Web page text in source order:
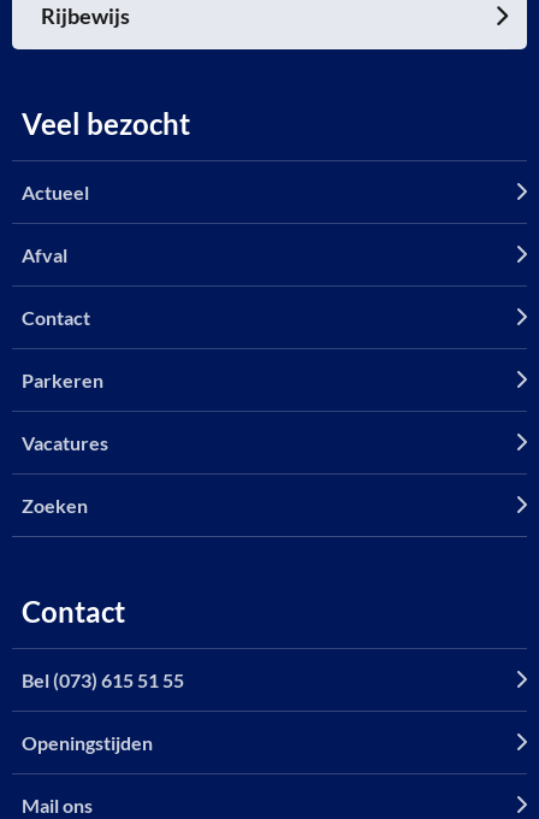
Rijbewijs
Veel bezocht
Actueel
Afval
Contact
Parkeren
Vacatures
Zoeken
Contact
Bel (073) 615 51 55
Openingstijden
Mail ons